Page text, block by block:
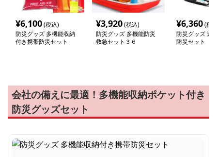
¥6,100(税込)
防災グッズ 多機能収納
付き携帯防災セット
¥3,920(税込)
防災グッズ 多機能防災
救急セット３６
¥6,360(税
防災グッズ 迷
防災セット
会社の備えに最適！多機能収納ポケット付き
防災グッズセット